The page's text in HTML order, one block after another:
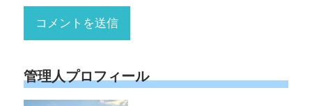
管理人プロフィール